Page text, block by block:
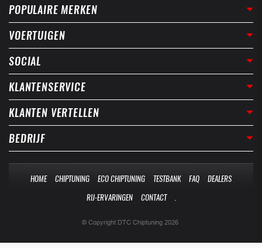
POPULAIRE MERKEN
VOERTUIGEN
SOCIAL
KLANTENSERVICE
KLANTEN VERTELLEN
BEDRIJF
HOME CHIPTUNING ECO CHIPTUNING TESTBANK FAQ
DEALERS
RIJ-ERVARINGEN
CONTACT
© Copyright DTC Chiptuning 2026